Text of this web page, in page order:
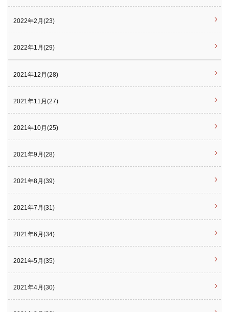
2022年2月(23)
2022年1月(29)
2021年12月(28)
2021年11月(27)
2021年10月(25)
2021年9月(28)
2021年8月(39)
2021年7月(31)
2021年6月(34)
2021年5月(35)
2021年4月(30)